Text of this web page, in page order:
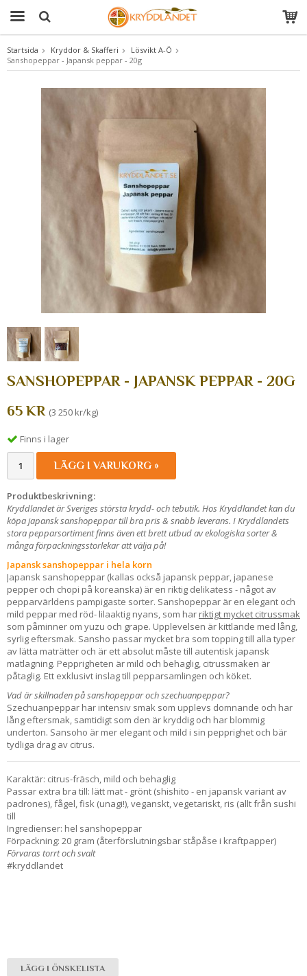
Produkten har blivit tillagd i varukorgen
Startsida Kryddor & Skafferi
Lösvikt A-Ö
Sanshopeppar - Japansk peppar - 20g
SANSHOPEPPAR - JAPANSK PEPPAR - 20G
65 KR (3 250 kr/kg)
Finns i lager
LÄGG I VARUKORG »
Produktbeskrivning:
Kryddlandet är Sveriges största krydd- och tebutik. Hos Kryddlandet kan du
köpa japansk sanshopeppar till bra pris & snabb leverans. I Kryddlandets
stora pepparsortiment finns även ett brett utbud av ekologiska sorter &
många förpackningsstorlekar att välja på!
Japansk sanshopeppar i hela korn
Japansk sanshopeppar (kallas också japansk peppar, japanese
pepper och chopi på koreanska) är en riktig delikatess - något av
pepparvärldens pampigaste sorter. Sanshopeppar är en elegant och
mild peppar med röd- lilaaktig nyans, som har riktigt mycket citrussmak
som påminner om yuzu och grape. Upplevelsen är kittlande med lång,
syrlig eftersmak. Sansho passar mycket bra som topping till alla typer
av lätta maträtter och är ett absolut måste till autentisk japansk
matlagning. Pepprigheten är mild och behaglig, citrussmaken är
påtaglig. Ett exklusivt inslag till pepparsamlingen och köket.
Vad är skillnaden på sanshopeppar och szechuanpeppar?
Szechuanpeppar har intensiv smak som upplevs domnande och har
lång eftersmak, samtidigt som den är kryddig och har blommig
underton. Sansoho är mer elegant och mild i sin pepprighet och bär
tydliga drag av citrus.
Karaktär: citrus-fräsch, mild och behaglig
Passar extra bra till: lätt mat - grönt (shishito - en japansk variant av
padrones), fågel, fisk (unagi!), veganskt, vegetariskt, ris (allt från sushi
till
Ingredienser: hel sanshopeppar
Förpackning: 20 gram (återförslutningsbar ståpåse i kraftpapper)
Förvaras torrt och svalt
#kryddlandet
LÄGG I ÖNSKELISTA